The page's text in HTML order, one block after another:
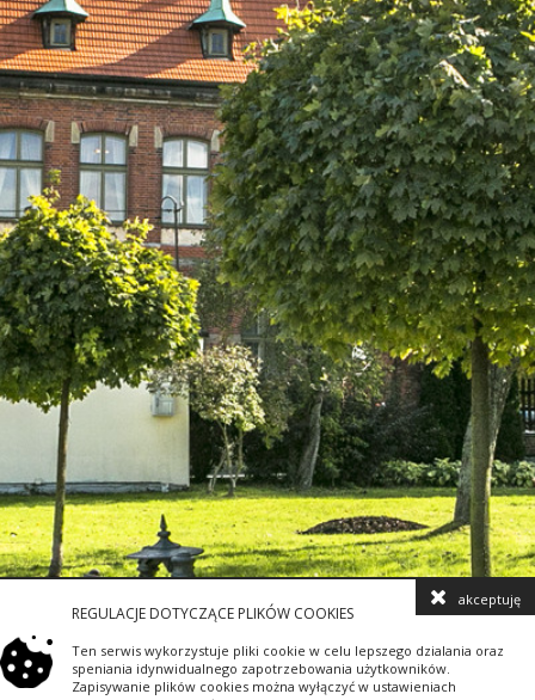
REGULACJE DOTYCZĄCE PLIKÓW COOKIES
Ten serwis wykorzystuje pliki cookie w celu lepszego dzialania oraz
speniania idynwidualnego zapotrzebowania użytkowników.
Zapisywanie plików cookies można wyłączyć w ustawieniach
akceptuję